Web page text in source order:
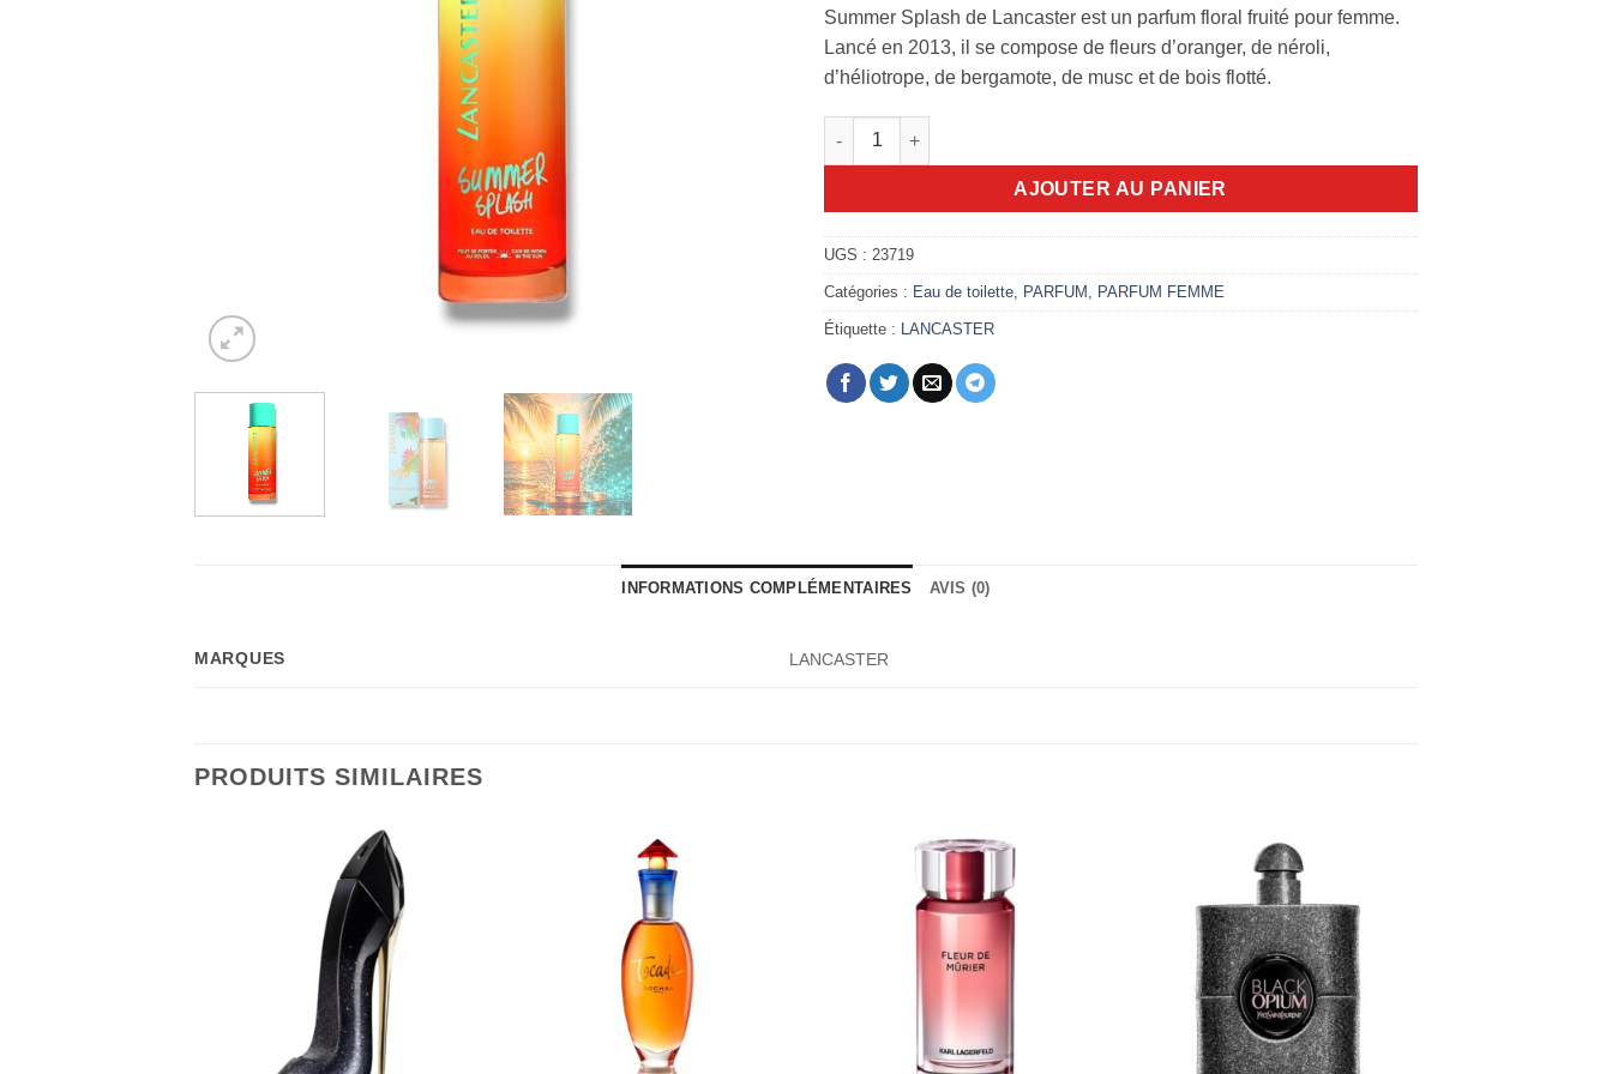
Summer Splash de Lancaster est un parfum floral fruité pour femme.
Lancé en 2013, il se compose de fleurs d’oranger, de néroli,
d’héliotrope, de bergamote, de musc et de bois flotté.
quantité de Summer Splash 100ml EDT
AJOUTER AU PANIER
UGS : 23719
Catégories : Eau de toilette, PARFUM , PARFUM FEMME
Étiquette : LANCASTER
INFORMATIONS COMPLÉMENTAIRES AVIS (0)
MARQUES LANCASTER
PRODUITS SIMILAIRES